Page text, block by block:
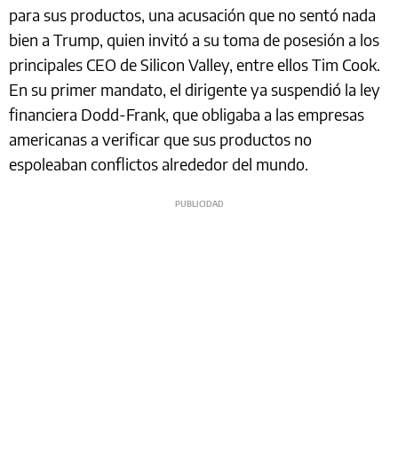
para sus productos, una acusación que no sentó nada
bien a Trump, quien invitó a su toma de posesión a los
principales CEO de Silicon Valley, entre ellos Tim Cook.
En su primer mandato, el dirigente ya suspendió la ley
financiera Dodd-Frank, que obligaba a las empresas
americanas a verificar que sus productos no
espoleaban conflictos alrededor del mundo.